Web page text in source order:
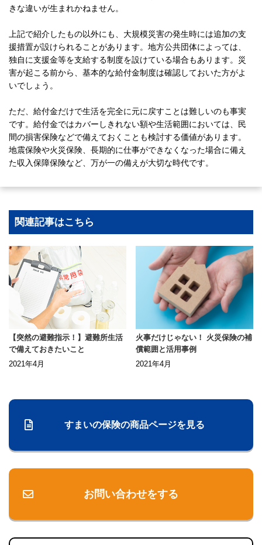
きな違いが生まれかねません。
上記で紹介したもの以外にも、大規模災害の発生時には追加の支
援措置が設けられることがあります。地方公共団体によっては、
独自に支援金等を支給する制度を設けている場合もあります。災
害が起こる前から、基本的な給付金制度は確認しておいた方がよ
いでしょう。
ただ、給付金だけで生活を完全に元に戻すことは難しいのも事実
です。給付金ではカバーしきれない額や生活範囲においては、民
間の損害保険などで備えておくことも検討する価値があります。
地震保険や火災保険、長期的に仕事ができなくなった場合に備え
た収入保障保険など、万が一の備えが大切な時代です。
関連記事はこちら
【突然の避難指示！】避難所生活
で備えておきたいこと
2021年4月
火事だけじゃない！ 火災保険の補
償範囲と活用事例
2021年4月
すまいの保険の商品ページを見る
お問い合わせをする